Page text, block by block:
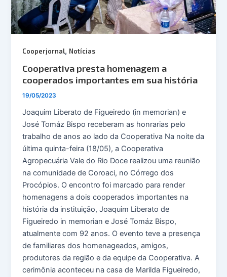
Cooperjornal, Notícias
Cooperativa presta homenagem a
cooperados importantes em sua história
19/05/2023
Joaquim Liberato de Figueiredo (in memorian) e
José Tomáz Bispo receberam as honrarias pelo
trabalho de anos ao lado da Cooperativa Na noite da
última quinta-feira (18/05), a Cooperativa
Agropecuária Vale do Rio Doce realizou uma reunião
na comunidade de Coroaci, no Córrego dos
Procópios. O encontro foi marcado para render
homenagens a dois cooperados importantes na
história da instituição, Joaquim Liberato de
Figueiredo in memorian e José Tomáz Bispo,
atualmente com 92 anos. O evento teve a presença
de familiares dos homenageados, amigos,
produtores da região e da equipe da Cooperativa. A
cerimônia aconteceu na casa de Marilda Figueiredo,